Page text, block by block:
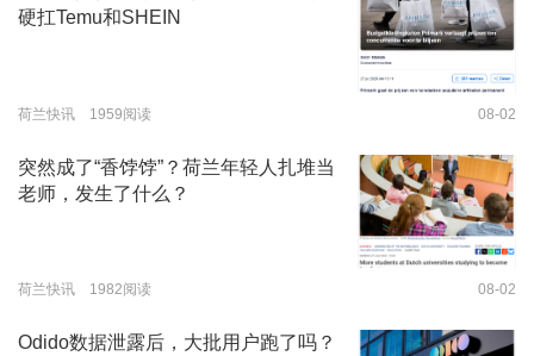
硬扛Temu和SHEIN
荷兰快讯 1959阅读 08-02
突然成了“香饽饽”？荷兰年轻人扎堆当
老师，发生了什么？
荷兰快讯 1982阅读 08-02
Odido数据泄露后，大批用户跑了吗？